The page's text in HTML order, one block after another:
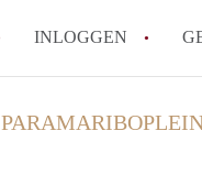
INLOGGEN